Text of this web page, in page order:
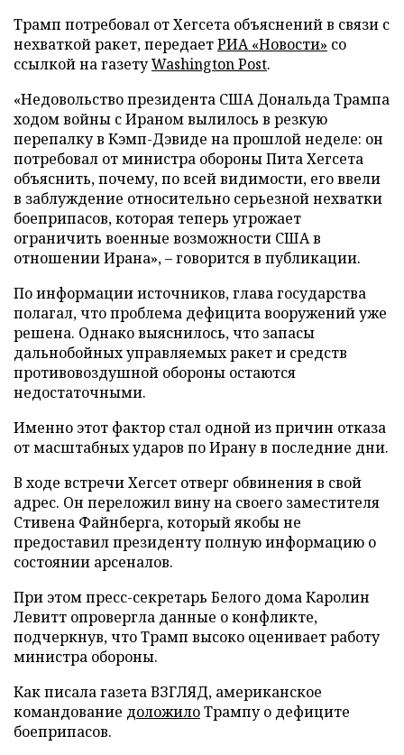
Трамп потребовал от Хегсета объяснений в связи с
нехваткой ракет, передаетРИА «Новости» со
ссылкой на газетуWashington Post.
«Недовольство президента США Дональда Трампа
ходом войны с Ираном вылилось в резкую
перепалку в Кэмп-Дэвиде на прошлой неделе: он
потребовал от министра обороны Пита Хегсета
объяснить, почему, по всей видимости, его ввели
в заблуждение относительно серьезной нехватки
боеприпасов, которая теперь угрожает
ограничить военные возможности США в
отношении Ирана», – говорится в публикации.
По информации источников, глава государства
полагал, что проблема дефицита вооружений уже
решена. Однако выяснилось, что запасы
дальнобойных управляемых ракет и средств
противовоздушной обороны остаются
недостаточными.
Именно этот фактор стал одной из причин отказа
от масштабных ударов по Ирану в последние дни.
В ходе встречи Хегсет отверг обвинения в свой
адрес. Он переложил вину на своего заместителя
Стивена Файнберга, который якобы не
предоставил президенту полную информацию о
состоянии арсеналов.
При этом пресс-секретарь Белого дома Каролин
Левитт опровергла данные о конфликте,
подчеркнув, что Трамп высоко оценивает работу
министра обороны.
Как писала газета ВЗГЛЯД, американское
командование доложилоТрампу о дефиците
боеприпасов.